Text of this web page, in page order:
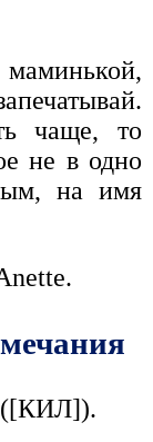
чаще, то
не в одно
на имя
([КИЛ]).